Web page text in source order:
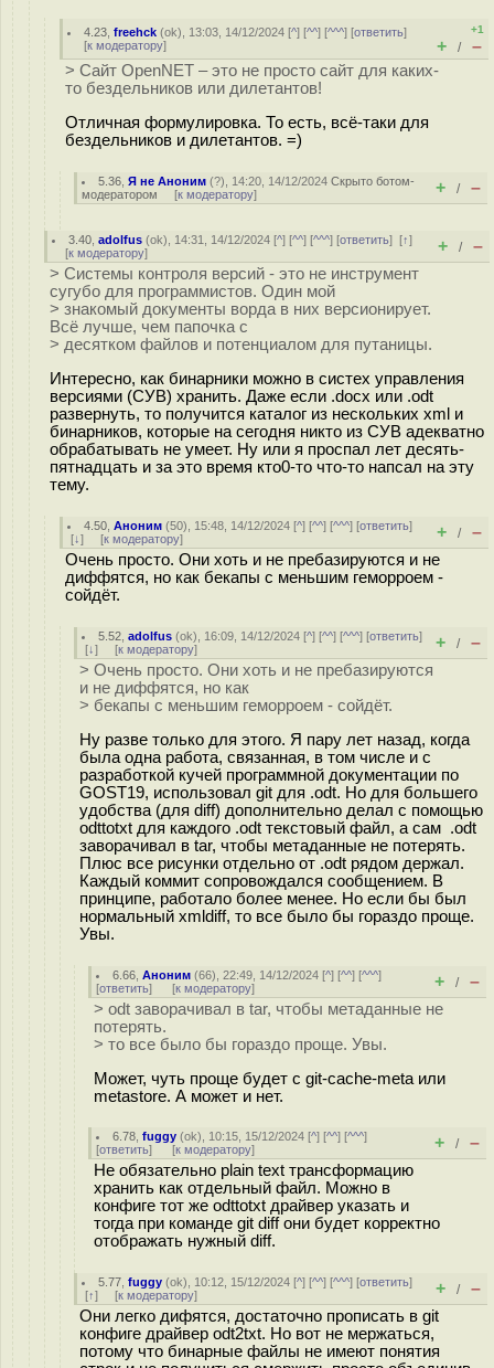
4.23 ,freehck (ok), 13:03, 14/12/2024 [^] [^^] [^^^] [ответить]
[к модератору]
+1
+ / –
> Сайт OpenNET – это не просто сайт для каких-
то бездельников или дилетантов!
Отличная формулировка. То есть, всё-таки для
бездельников и дилетантов. =)
5.36 ,Я не Аноним (?), 14:20, 14/12/2024Скрыто ботом-
модератором [к модератору] + / –
3.40 ,adolfus (ok), 14:31, 14/12/2024 [^] [^^] [^^^] [ответить][↑]
[к модератору] + / –
> Системы контроля версий - это не инструмент
сугубо для программистов. Один мой
> знакомый документы ворда в них версионирует.
Всё лучше, чем папочка с
> десятком файлов и потенциалом для путаницы.
Интересно, как бинарники можно в систех управления
версиями (СУВ) хранить. Даже если .docx или .odt
развернуть, то получится каталог из нескольких xml и
бинарников, которые на сегодня никто из СУВ адекватно
обрабатывать не умеет. Ну или я проспал лет десять-
пятнадцать и за это время кто0-то что-то напсал на эту
тему.
4.50 ,Аноним (50), 15:48, 14/12/2024 [^] [^^] [^^^] [ответить]
[↓] [к модератору] + / –
Очень просто. Они хоть и не пребазируются и не
диффятся, но как бекапы с меньшим геморроем -
сойдёт.
5.52 ,adolfus (ok), 16:09, 14/12/2024 [^] [^^] [^^^] [ответить]
[↓] [к модератору] + / –
> Очень просто. Они хоть и не пребазируются
и не диффятся, но как
> бекапы с меньшим геморроем - сойдёт.
Ну разве только для этого. Я пару лет назад, когда
была одна работа, связанная, в том числе и с
разработкой кучей программной документации по
GOST19, использовал git для .odt. Но для большего
удобства (для diff) дополнительно делал с помощью
odttotxt для каждого .odt текстовый файл, а сам .odt
заворачивал в tar, чтобы метаданные не потерять.
Плюс все рисунки отдельно от .odt рядом держал.
Каждый коммит сопровождался сообщением. В
принципе, работало более менее. Но если бы был
нормальный xmldiff, то все было бы гораздо проще.
Увы.
6.66 ,Аноним (66), 22:49, 14/12/2024 [^] [^^] [^^^]
[ответить] [к модератору] + / –
> odt заворачивал в tar, чтобы метаданные не
потерять.
> то все было бы гораздо проще. Увы.
Может, чуть проще будет с git-cache-meta или
metastore. А может и нет.
6.78 ,fuggy (ok), 10:15, 15/12/2024 [^] [^^] [^^^]
[ответить] [к модератору] + / –
Не обязательно plain text трансформацию
хранить как отдельный файл. Можно в
конфиге тот же odttotxt драйвер указать и
тогда при команде git diff они будет корректно
отображать нужный diff.
5.77 ,fuggy (ok), 10:12, 15/12/2024 [^] [^^] [^^^] [ответить]
[↑] [к модератору] + / –
Они легко дифятся, достаточно прописать в git
конфиге драйвер odt2txt. Но вот не мержаться,
потому что бинарные файлы не имеют понятия